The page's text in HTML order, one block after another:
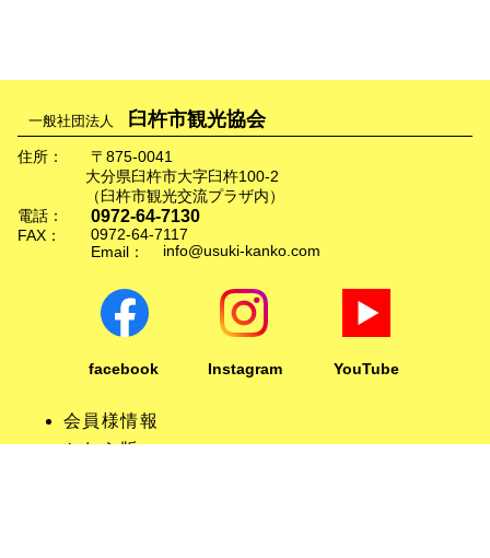
一般社団法人 臼杵市観光協会
住所：
〒875-0041
大分県臼杵市大字臼杵100-2
（臼杵市観光交流プラザ内）
電話：
0972-64-7130
FAX：
0972-64-7117
Email：
info@usuki-kanko.com
facebook Instagram YouTube
会員様情報
かわら版